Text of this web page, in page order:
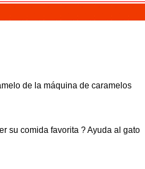
de la máquina de caramelos
su comida favorita ? Ayuda al gato